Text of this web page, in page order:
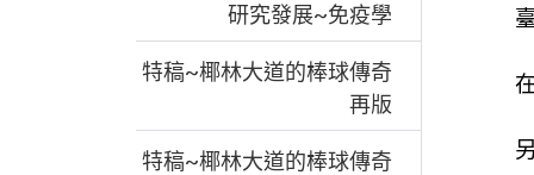
研究發展~免疫學
特稿~椰林大道的棒球傳奇
再版
特稿~椰林大道的棒球傳奇